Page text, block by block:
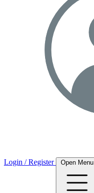
Login / Register Open Menu